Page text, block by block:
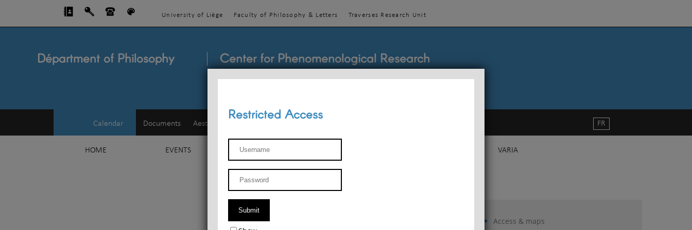
University of Liège Faculty of Philosophy & Letters Traverses Research Unit
Départment of Philosophy Center for Phenomenological Research
Calendar Documents Aesthetics
HOME EVENTS TEACHINGS VARIA
FR
Access & maps
Restricted Access